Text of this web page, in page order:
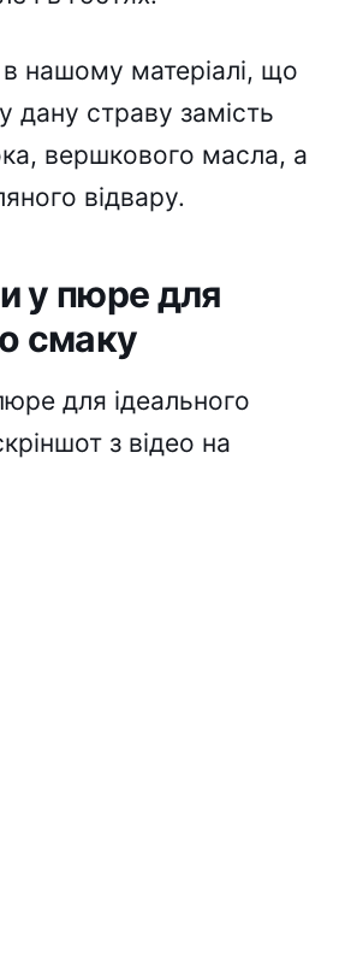
нашому матеріалі, що
дану страву замість
вершкового масла, а
відвару.
у пюре для
смаку
для ідеального
з відео на